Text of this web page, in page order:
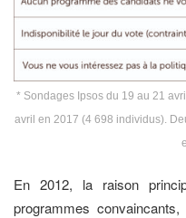
* Sondages Ipsos du 19 au 21
avril en 2017 (4 698 individus).
En 2012, la raison
programmes